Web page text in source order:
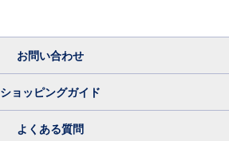
お問い合わせ
ショッピングガイド
よくある質問